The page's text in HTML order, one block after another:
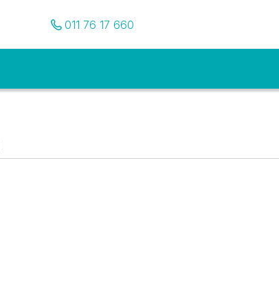
Pozovite nas
011 76 17 660